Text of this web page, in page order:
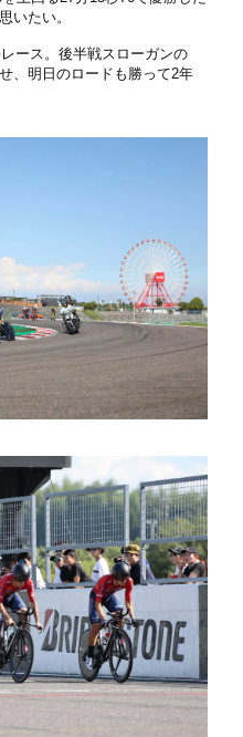
いたい。
ース。後半戦スローガンの
、明日のロードも勝って2年